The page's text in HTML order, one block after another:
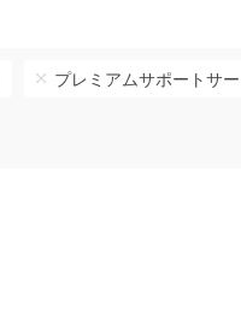
プレミアムサポートサ